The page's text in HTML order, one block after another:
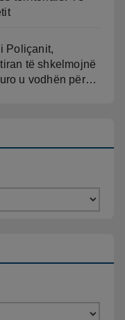
Poliçanit,
të shkelmojnë
u vodhën për…